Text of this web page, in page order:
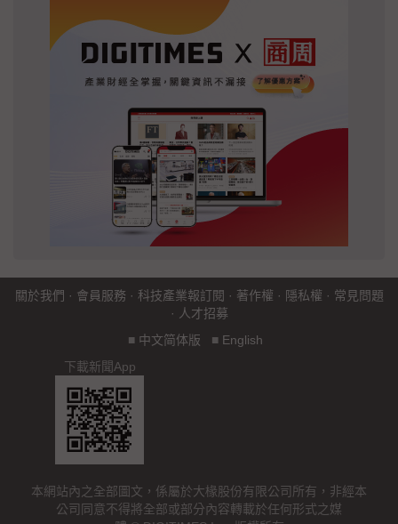
關於我們 · 會員服務 · 科技產業報訂閱 · 著作權 · 隱私權 · 常見問題
· 人才招募
■ 中文简体版 ■ English
下載新聞App
本網站內之全部圖文，係屬於大椽股份有限公司所有，非經本
公司同意不得將全部或部分內容轉載於任何形式之媒